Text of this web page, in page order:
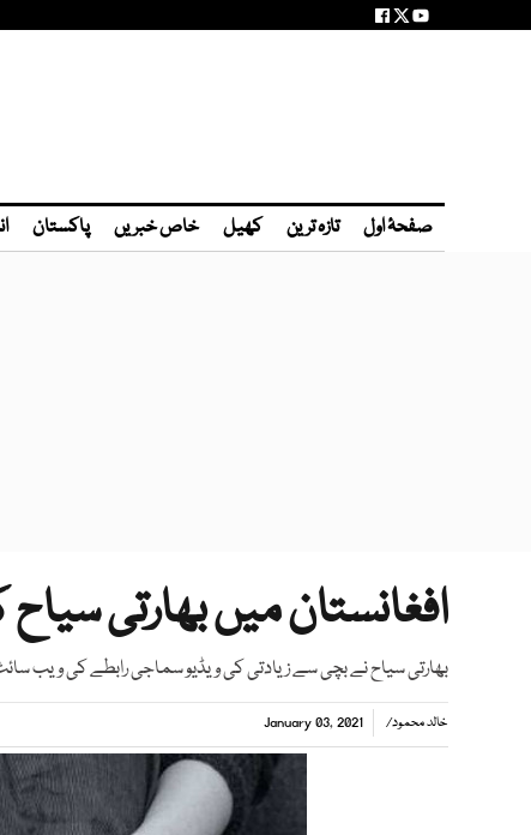
صفحۂ اول تازہ ترین کھیل خاص خبریں پاکستان
افغانستان میں بھارتی سیاح کی 15 سالہ لڑکی سے
بھارتی سیاح نے بچی سے زیادتی کی ویڈیو سماجی رابطے کی ویب
خالد محمود/
January 03, 2021